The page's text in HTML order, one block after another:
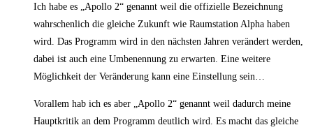
Ich habe es „Apollo 2“ genannt weil die offizielle Bezeichnung
wahrschenlich die gleiche Zukunft wie Raumstation Alpha haben
wird. Das Programm wird in den nächsten Jahren verändert werden,
dabei ist auch eine Umbenennung zu erwarten. Eine weitere
Möglichkeit der Veränderung kann eine Einstellung sein…
Vorallem hab ich es aber „Apollo 2“ genannt weil dadurch meine
Hauptkritik an dem Programm deutlich wird. Es macht das gleiche